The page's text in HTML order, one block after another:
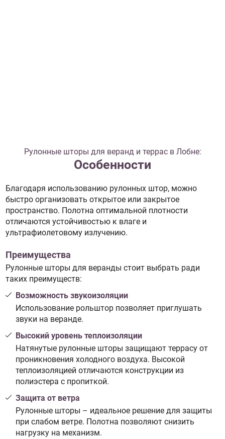
Рулонные шторы для веранд и террас в Лобне:
Особенности
Благодаря использованию рулонных штор, можно
быстро организовать открытое или закрытое
пространство. Полотна оптимальной плотности
отличаются устойчивостью к влаге и
ультрафиолетовому излучению.
Преимущества
Рулонные шторы для веранды стоит выбрать ради
таких преимуществ:
Возможность звукоизоляции
Использование рольштор позволяет приглушать
звуки на веранде.
Высокий уровень теплоизоляции
Натянутые рулонные шторы защищают террасу от
проникновения холодного воздуха. Высокой
теплоизоляцией отличаются конструкции из
полиэстера с пропиткой.
Защита от ветра
Рулонные шторы – идеальное решение для защиты
при слабом ветре. Полотна позволяют снизить
нагрузку на механизм.